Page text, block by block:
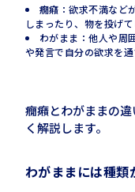
癇癪：欲求不満など
しまったり、物を投げ
わがまま：他人や周
や発言で自分の欲求を
癇癪とわがままの
く解説します。
わがままには種類